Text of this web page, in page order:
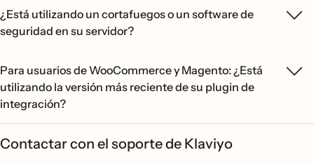
¿Está utilizando un cortafuegos o un software de
seguridad en su servidor?
Para usuarios de WooCommerce y Magento: ¿Está
utilizando la versión más reciente de su plugin de
integración?
Contactar con el soporte de Klaviyo